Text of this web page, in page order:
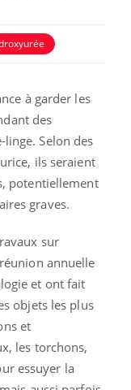
à garder les
des
Selon des
ils seraient
potentiellement
graves.
sur
annuelle
et ont fait
objets les plus
et
les torchons,
essuyer la